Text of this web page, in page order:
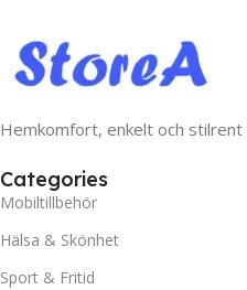
Hemkomfort, enkelt och stilrent
Categories
Mobiltillbehör
Hälsa & Skönhet
Sport & Fritid